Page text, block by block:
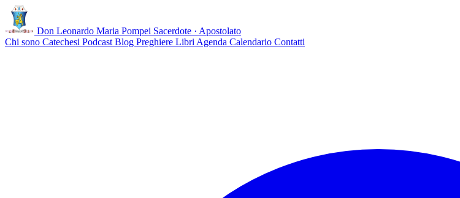
Don Leonardo Maria Pompei Sacerdote · Apostolato
Chi sono Catechesi Podcast Blog Preghiere Libri Agenda Calendario Contatti